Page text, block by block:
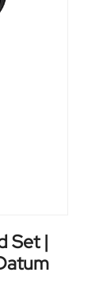
Set |